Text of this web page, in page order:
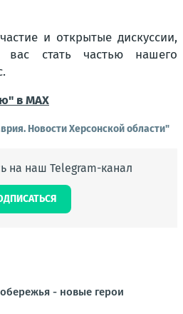
и открытые дискуссии,
вас стать частью нашего
в MAX
Новости Херсонской области"
на наш Telegram-канал
- новые герои